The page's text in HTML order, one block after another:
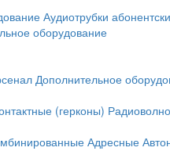
Аудиотрубки
оборудование
Дополнительное
(герконы)
Адресные